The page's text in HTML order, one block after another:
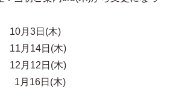
3日(木)
日(木)
日(木)
日(木)